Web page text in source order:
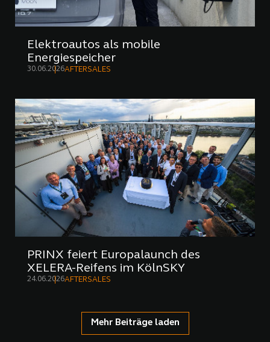
Elektroautos als mobile
Energiespeicher
30.06.2026AFTERSALES
PRINX feiert Europalaunch des
XELERA-Reifens im KölnSKY
24.06.2026AFTERSALES
Mehr Beiträge laden